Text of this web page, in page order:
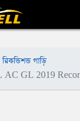
রিকন্ডিশন্ড গাড়ি
GL 2019